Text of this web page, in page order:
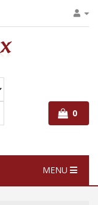
0
MENU